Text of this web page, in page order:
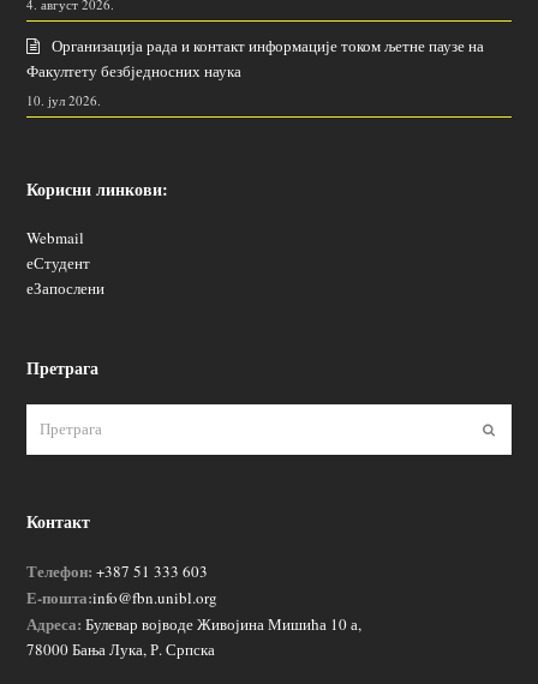
4. август 2026.
Организација рада и контакт информације током љетне паузе на
Факултету безбједносних наука
10. јул 2026.
Корисни линкови:
Webmail
еСтудент
еЗапослени
Претрага
Контакт
Телефон: +387 51 333 603
Е-пошта:info@fbn.unibl.org
Адреса: Булевар војводе Живојина Мишића 10 а,
78000 Бања Лука, Р. Српска